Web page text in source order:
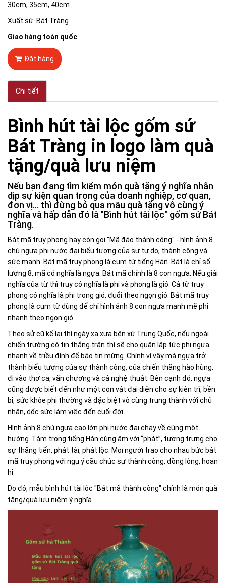
30cm, 35cm, 40cm
Xuất sứ: Bát Tràng
Giao hàng toàn quốc
Đặt hàng
Chi tiết
Bình hút tài lộc gốm sứ
Bát Tràng in logo làm quà
tặng/quà lưu niệm
Nếu bạn đang tìm kiếm món quà tặng ý nghĩa nhân
dịp sự kiện quan trọng của doanh nghiệp, cơ quan,
đơn vị... thì đừng bỏ qua mẫu quà tặng vô cùng ý
nghĩa và hấp dẫn đó là "Bình hút tài lộc" gốm sứ Bát
Tràng.
Bát mã truy phong hay còn gọi "Mã đáo thành công" - hình ảnh 8
chú ngựa phi nước đại biểu tượng của sự tự do, thành công và
sức mạnh. Bát mã truy phong là cụm từ tiếng Hán. Bát là chỉ số
lượng 8, mã có nghĩa là ngựa. Bát mã chính là 8 con ngựa. Nếu giải
nghĩa của từ thì truy có nghĩa là phi và phong là gió. Cả từ truy
phong có nghĩa là phi trong gió, đuổi theo ngọn gió. Bát mã truy
phong là cụm từ dùng để chỉ hình ảnh 8 con ngựa mạnh mẽ phi
nhanh theo ngọn gió.
Theo sử cũ kể lại thì ngày xa xưa bên xứ Trung Quốc, nếu ngoài
chiến trường có tin thắng trận thì sẽ cho quân lập tức phi ngựa
nhanh về triều đình để báo tin mừng. Chính vì vậy mà ngựa trở
thành biểu tượng của sự thành công, của chiến thắng hào hùng,
đi vào thơ ca, văn chương và cả nghệ thuật. Bên cạnh đó, ngựa
cũng được biết đến như một con vật đại diện cho sự kiên trì, bền
bỉ, sức khỏe phi thường và đặc biệt vô cùng trung thành với chủ
nhân, dốc sức làm việc đến cuối đời.
Hình ảnh 8 chú ngựa cao lớn phi nước đại chạy về cùng một
hướng. Tám trong tiếng Hán cùng âm với “phát”, tượng trưng cho
sự thăng tiến, phát tài, phát lộc. Mọi người trao cho nhau bức bát
mã truy phong với ngụ ý cầu chúc sự thành công, đồng lòng, hoan
hỉ.
Do đó, mẫu bình hút tài lộc "Bát mã thành công" chính là món quà
tặng/quà lưu niệm ý nghĩa